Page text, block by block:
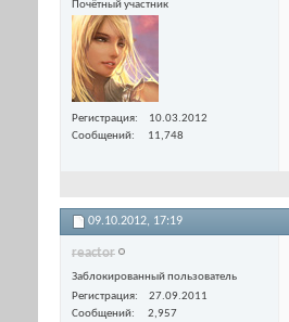
Почётный участник
Регистрация
10.03.2012
Сообщений
11,748
09.10.2012, 17:19
reactor
Заблокированный пользователь
Регистрация
27.09.2011
Сообщений
2,957